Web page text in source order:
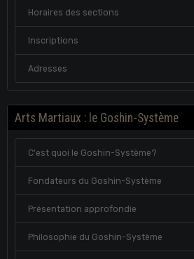
Horaires des sections
Inscriptions
Adresses
Arts Martiaux : le Goshin-Système
C'est quoi le Goshin-Système?
Fondateurs du Goshin-Système
Présentation approfondie
Philosophie du Goshin-Système